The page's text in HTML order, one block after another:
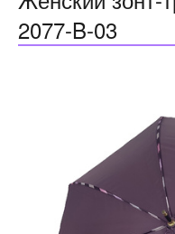
2077-B-03